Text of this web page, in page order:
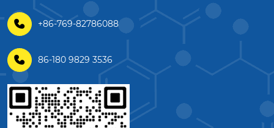
 +86-769-82786088
 86-180 9829 3536